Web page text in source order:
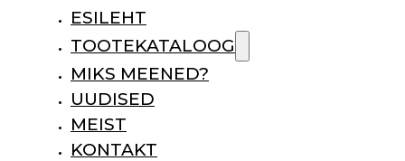
ESILEHT
TOOTEKATALOOG
MIKS MEENED?
UUDISED
MEIST
KONTAKT